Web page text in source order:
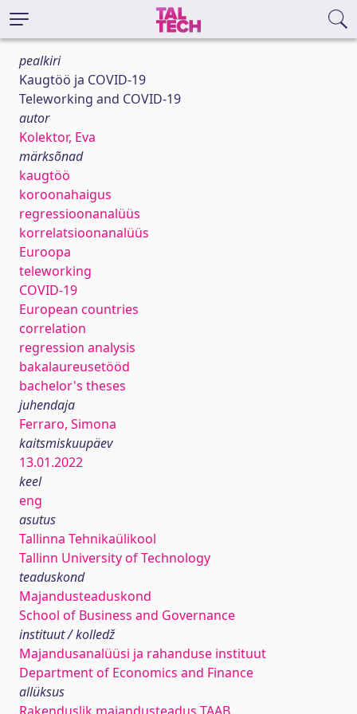
pealkiri
Kaugtöö ja COVID-19
Teleworking and COVID-19
autor
Kolektor, Eva
märksõnad
kaugtöö
koroonahaigus
regressioonanalüüs
korrelatsioonanalüüs
Euroopa
teleworking
COVID-19
European countries
correlation
regression analysis
bakalaureusetööd
bachelor's theses
juhendaja
Ferraro, Simona
kaitsmiskuupäev
13.01.2022
keel
eng
asutus
Tallinna Tehnikaülikool
Tallinn University of Technology
teaduskond
Majandusteaduskond
School of Business and Governance
instituut / kolledž
Majandusanalüüsi ja rahanduse instituut
Department of Economics and Finance
allüksus